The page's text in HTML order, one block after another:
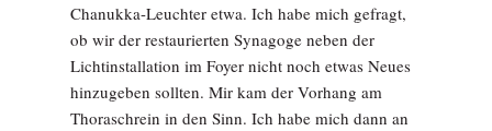
Chanukka-Leuchter etwa. Ich habe mich gefragt,
ob wir der restaurierten Synagoge neben der
Lichtinstallation im Foyer nicht noch etwas Neues
hinzugeben sollten. Mir kam der Vorhang am
Thoraschrein in den Sinn. Ich habe mich dann an